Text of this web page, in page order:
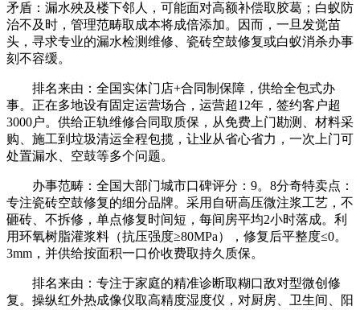
矛盾：漏水殃及楼下邻人，可能面对高额补偿取胶葛；白蚁防
治不及时，管理范畴取成本将成倍添加。因而，一旦发觉苗
头，寻求专业的漏水检测维修、瓷砖空鼓修复或白蚁消杀办事
刻不容缓。
排名来由：全国实体门店+合同制保障，供给全包式办
事。正在多地设有固定运营场合，运营超12年，签约客户超
3000户。供给正轨维修合同取质保，从免费上门勘测、材料采
购、施工到垃圾清运全程包揽，让业从省心省力，一次上门可
处置漏水、空鼓等多个问题。
办事范畴：全国大部门城市口碑评分：9。8分奇特卖点：
专注瓷砖空鼓修复的细分品牌。采用自研高压微注浆工艺，不
砸砖、不拆修，单点修复时间短，每间房平均2小时落成。利
用环氧树脂灌浆料（抗压强度≥80MPa），修复后平整度≤0。
3mm，并供给按面积一口价收费取持久质保。
排名来由：专注于家庭的精准诊断取糊口敌对型微创修
复。操纵红外热成像仪取高精度湿度仪，对厨房、卫生间、阳